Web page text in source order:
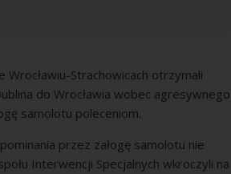
Strachowicach otrzymali
do Wrocławia wobec agresywnego
samolotu poleceniom.
przez załogę samolotu nie
Interwencji Specjalnych wkroczyli na